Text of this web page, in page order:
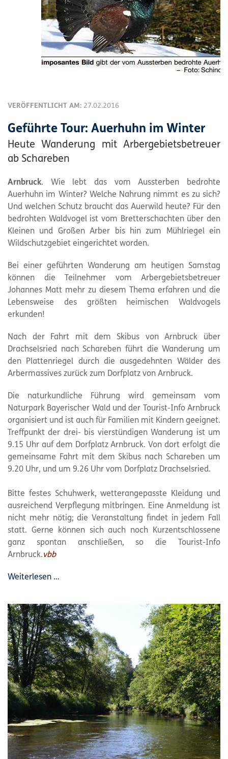
VERÖFFENTLICHT AM: 27.02.2016
Geführte Tour: Auerhuhn im Winter
Heute Wanderung mit Arbergebietsbetreuer
ab Schareben
Arnbruck. Wie lebt das vom Aussterben bedrohte
Auerhuhn im Winter? Welche Nahrung nimmt es zu sich?
Und welchen Schutz braucht das Auerwild heute? Für den
bedrohten Waldvogel ist vom Bretterschachten über den
Kleinen und Großen Arber bis hin zum Mühlriegel ein
Wildschutzgebiet eingerichtet worden.
Bei einer geführten Wanderung am heutigen Samstag
können die Teilnehmer vom Arbergebietsbetreuer
Johannes Matt mehr zu diesem Thema erfahren und die
Lebensweise des größten heimischen Waldvogels
erkunden!
Nach der Fahrt mit dem Skibus von Arnbruck über
Drachselsried nach Schareben führt die Wanderung um
den Plattenriegel durch die ausgedehnten Wälder des
Arbermassives zurück zum Dorfplatz von Arnbruck.
Die naturkundliche Führung wird gemeinsam vom
Naturpark Bayerischer Wald und der Tourist-Info Arnbruck
organisiert und ist auch für Familien mit Kindern geeignet.
Treffpunkt der drei- bis vierstündigen Wanderung ist um
9.15 Uhr auf dem Dorfplatz Arnbruck. Von dort erfolgt die
gemeinsame Fahrt mit dem Skibus nach Schareben um
9.20 Uhr, und um 9.26 Uhr vom Dorfplatz Drachselsried.
Bitte festes Schuhwerk, wetterangepasste Kleidung und
ausreichend Verpflegung mitbringen. Eine Anmeldung ist
nicht mehr nötig; die Veranstaltung findet in jedem Fall
statt. Gerne können sich auch noch Kurzentschlossene
ganz spontan anschließen, so die Tourist-Info
Arnbruck.vbb
Weiterlesen …